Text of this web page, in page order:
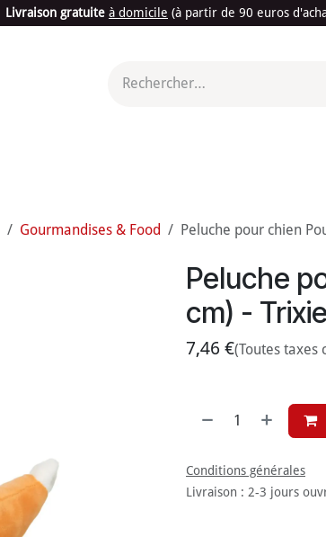
Livraison gratuite à domicile (à partir de 90 euros
Gourmandises & Food Peluche pour chien
Peluche
cm) - Trixie
7,46 €(Toutes taxes
Conditions générales
Livraison : 2-3 jours